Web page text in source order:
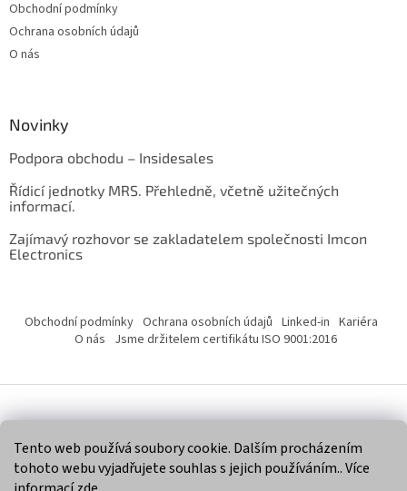
Tento web používá soubory cookie. Dalším procházením
tohoto webu vyjadřujete souhlas s jejich používáním.. Více
Obchodní podmínky
Ochrana osobních údajů
O nás
Novinky
Podpora obchodu – Insidesales
Řídicí jednotky MRS. Přehledně, včetně užitečných
informací.
Zajímavý rozhovor se zakladatelem společnosti Imcon
Electronics
Obchodní podmínky Ochrana osobních údajů Linked-in Kariéra
O nás Jsme držitelem certifikátu ISO 9001:2016
Copyright 2026